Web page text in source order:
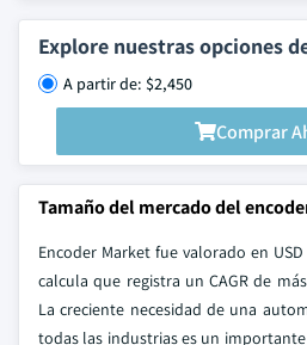
Explore nuestras opciones
A partir de: $2,450
Comprar
Tamaño del mercado del
Encoder Market fue valorado en
calcula que registra un CAGR de
La creciente necesidad de una
todas las industrias es un